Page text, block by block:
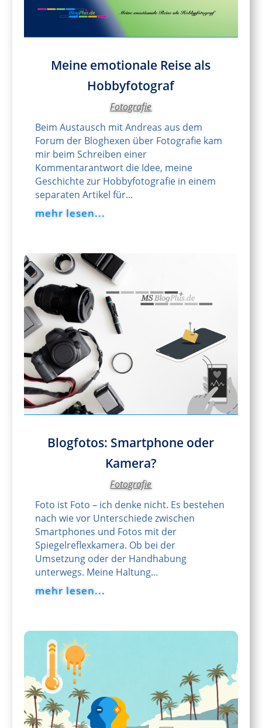
Meine emotionale Reise als
Hobbyfotograf
Fotografie
Beim Austausch mit Andreas aus dem
Forum der Bloghexen über Fotografie kam
mir beim Schreiben einer
Kommentarantwort die Idee, meine
Geschichte zur Hobbyfotografie in einem
separaten Artikel für...
mehr lesen...
Blogfotos: Smartphone oder
Kamera?
Fotografie
Foto ist Foto – ich denke nicht. Es bestehen
nach wie vor Unterschiede zwischen
Smartphones und Fotos mit der
Spiegelreflexkamera. Ob bei der
Umsetzung oder der Handhabung
unterwegs. Meine Haltung...
mehr lesen...